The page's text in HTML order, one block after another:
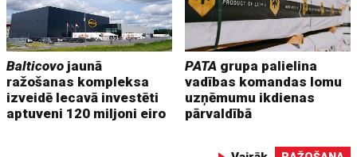
Balticovo jaunā
ražošanas kompleksa
izveidē Iecavā investēti
aptuveni 120 miljoni eiro
PATA grupa palielina
vadības komandas lomu
uzņēmumu ikdienas
pārvaldībā